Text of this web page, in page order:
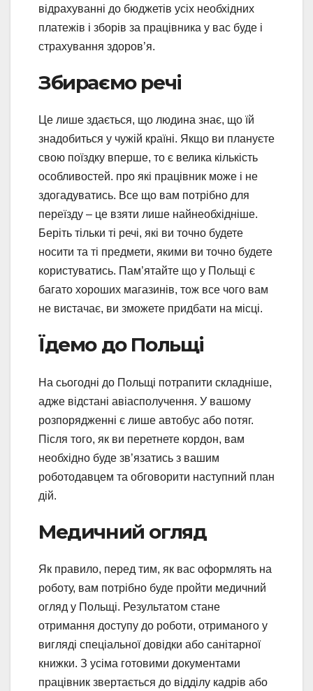
відрахуванні до бюджетів усіх необхідних
платежів і зборів за працівника у вас буде і
страхування здоров’я.
Збираємо речі
Це лише здається, що людина знає, що їй
знадобиться у чужій країні. Якщо ви плануєте
свою поїздку вперше, то є велика кількість
особливостей. про які працівник може і не
здогадуватись. Все що вам потрібно для
переїзду – це взяти лише найнеобхідніше.
Беріть тільки ті речі, які ви точно будете
носити та ті предмети, якими ви точно будете
користуватись. Пам’ятайте що у Польщі є
багато хороших магазинів, тож все чого вам
не вистачає, ви зможете придбати на місці.
Їдемо до Польщі
На сьогодні до Польщі потрапити складніше,
адже відстані авіасполучення. У вашому
розпорядженні є лише автобус або потяг.
Після того, як ви перетнете кордон, вам
необхідно буде зв’язатись з вашим
роботодавцем та обговорити наступний план
дій.
Медичний огляд
Як правило, перед тим, як вас оформлять на
роботу, вам потрібно буде пройти медичний
огляд у Польщі. Результатом стане
отримання доступу до роботи, отриманого у
вигляді спеціальної довідки або санітарної
книжки. З усіма готовими документами
працівник звертається до відділу кадрів або